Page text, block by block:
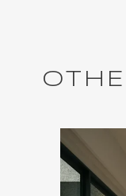
O H E